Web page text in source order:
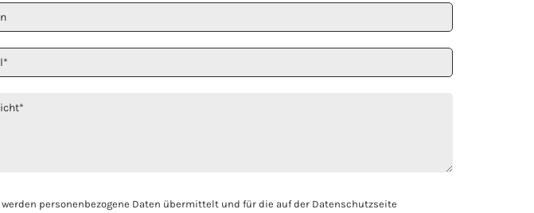
werden personenbezogene Daten übermittelt und für die auf der Datenschutzseite